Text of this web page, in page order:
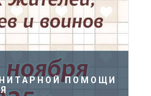
ПОМОЩИ